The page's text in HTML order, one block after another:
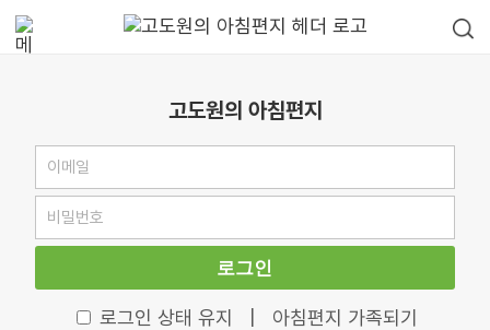
고도원의 아침편지
로그인
로그인 상태 유지 아침편지 가족되기